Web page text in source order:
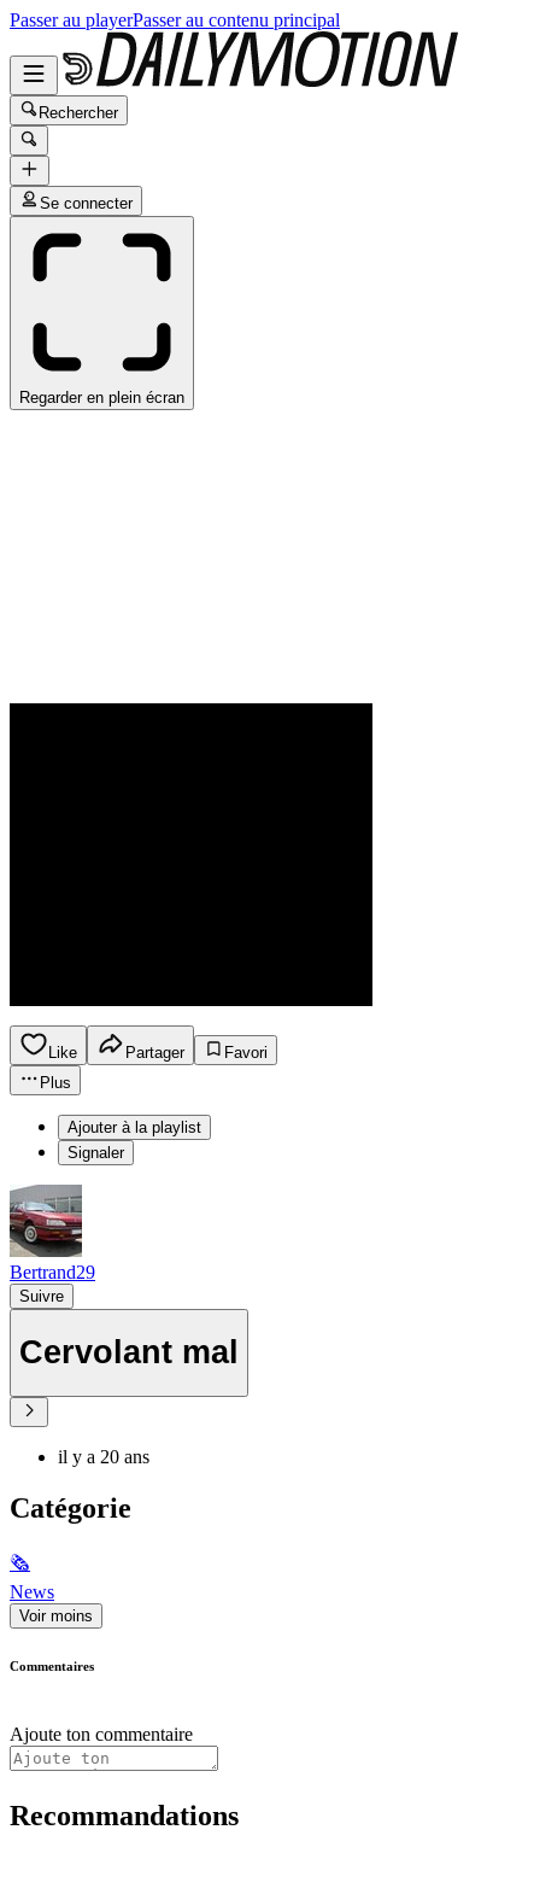
Passer au playerPasser au contenu principal
Rechercher
Se connecter
Regarder en plein écran
Like Partager
Favori
Plus
Ajouter à la playlist
Signaler
Bertrand29
Suivre
Cervolant mal
il y a 20 ans
Catégorie
🗞
News
Voir moins
Commentaires
Ajoute ton commentaire
Recommandations